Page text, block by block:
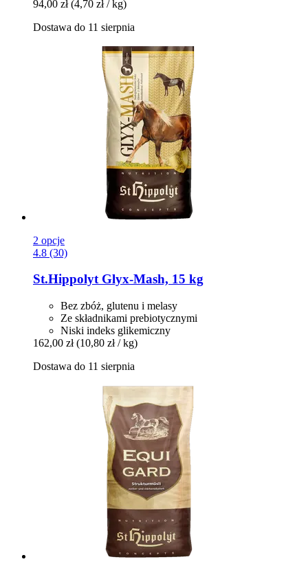
94,00 zł (4,70 zł / kg)
Dostawa do 11 sierpnia
2 opcje
4.8 (30)
St.HippolytGlyx-​Mash, 15 kg
Bez zbóż, glutenu i melasy
Ze składnikami prebiotycznymi
Niski indeks glikemiczny
162,00 zł (10,80 zł / kg)
Dostawa do 11 sierpnia